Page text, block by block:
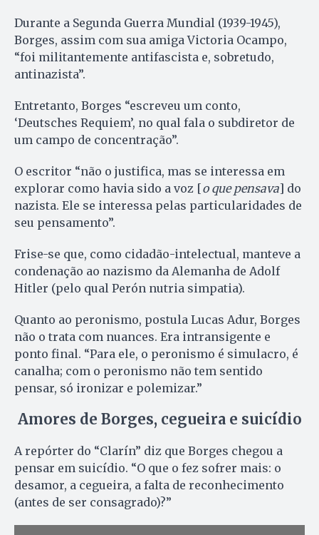
Durante a Segunda Guerra Mundial (1939-1945),
Borges, assim com sua amiga Victoria Ocampo,
“foi militantemente antifascista e, sobretudo,
antinazista”.
Entretanto, Borges “escreveu um conto,
‘Deutsches Requiem’, no qual fala o subdiretor de
um campo de concentração”.
O escritor “não o justifica, mas se interessa em
explorar como havia sido a voz [o que pensava] do
nazista. Ele se interessa pelas particularidades de
seu pensamento”.
Frise-se que, como cidadão-intelectual, manteve a
condenação ao nazismo da Alemanha de Adolf
Hitler (pelo qual Perón nutria simpatia).
Quanto ao peronismo, postula Lucas Adur, Borges
não o trata com nuances. Era intransigente e
ponto final. “Para ele, o peronismo é simulacro, é
canalha; com o peronismo não tem sentido
pensar, só ironizar e polemizar.”
Amores de Borges, cegueira e suicídio
A repórter do “Clarín” diz que Borges chegou a
pensar em suicídio. “O que o fez sofrer mais: o
desamor, a cegueira, a falta de reconhecimento
(antes de ser consagrado)?”